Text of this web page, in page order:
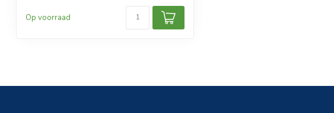
Op voorraad